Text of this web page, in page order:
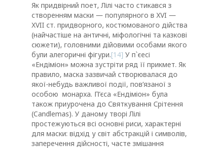
Як придвірний поет, Лілі часто стикався з
створенням маски — популярного в XVI —
XVII ст. придворного, костюмованого дійства
(найчастіше на античні, міфологічні та казкові
сюжети), головними дійовими особами якого
були алегоричні фігури.[14] У п`єесі
«Ендіміон» можна зустріти ряд її прикмет. Як
правило, маска зазвичай створювалася до
якої-небудь важливої ​​події, пов’язаної з
особою монарха. П’єса «Ендіміон» була
також приурочена до Святкування Срітення
(Candlemas). У даному творі Лілі
простежуються всі основні риси, характерні
для маски: відхід у світ абстракцій і символів,
заперечення дійсності, часте змішання